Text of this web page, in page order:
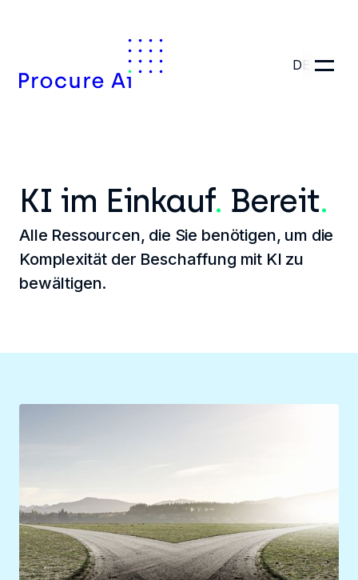
DE
KI im Einkauf. Bereit.
Alle Ressourcen, die Sie benötigen, um die
Komplexität der Beschaffung mit KI zu
bewältigen.